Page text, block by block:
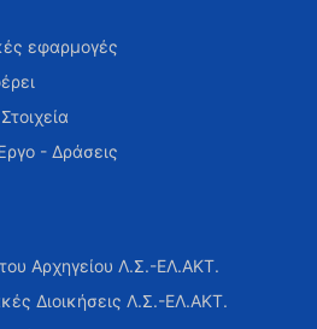
εφαρμογές
- Δράσεις
Αρχηγείου Λ.Σ.-ΕΛ.ΑΚΤ.
Διοικήσεις Λ.Σ.-ΕΛ.ΑΚΤ.